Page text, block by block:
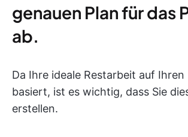
genauen Plan für das
ab.
Da Ihre ideale Restarbeit auf Ihren
basiert, ist es wichtig, dass Sie
erstellen.